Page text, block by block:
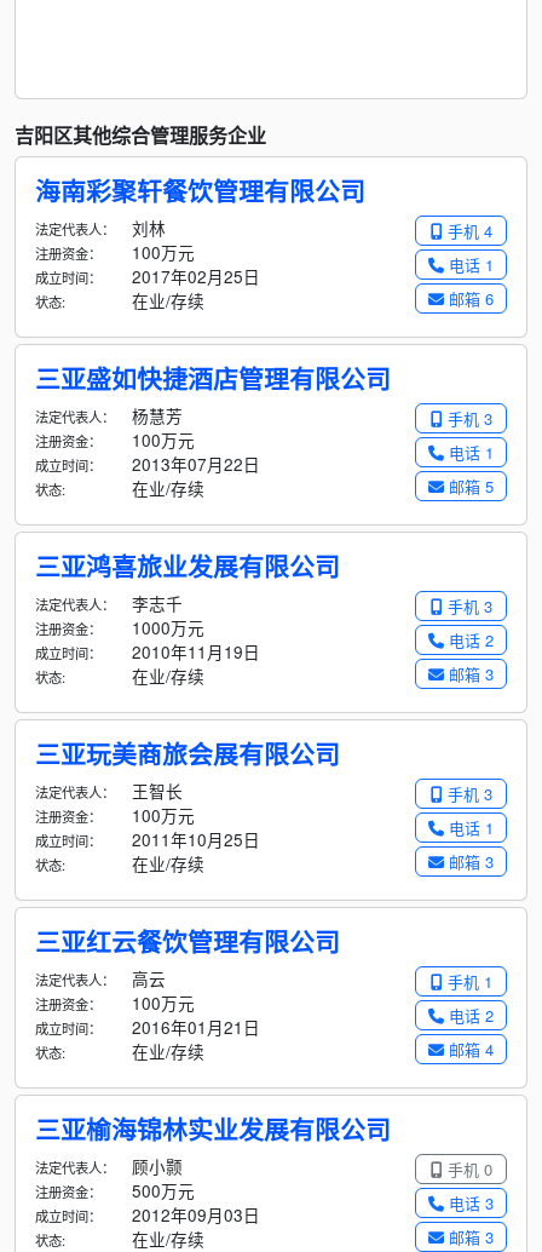
吉阳区其他综合管理服务企业
海南彩聚轩餐饮管理有限公司
手机 4
电话 1
邮箱 6
法定代表人： 刘林
注册资金： 100万元
成立时间： 2017年02月25日
状态: 在业/存续
三亚盛如快捷酒店管理有限公司
手机 3
电话 1
邮箱 5
法定代表人： 杨慧芳
注册资金： 100万元
成立时间： 2013年07月22日
状态: 在业/存续
三亚鸿喜旅业发展有限公司
手机 3
电话 2
邮箱 3
法定代表人： 李志千
注册资金： 1000万元
成立时间： 2010年11月19日
状态: 在业/存续
三亚玩美商旅会展有限公司
手机 3
电话 1
邮箱 3
法定代表人： 王智长
注册资金： 100万元
成立时间： 2011年10月25日
状态: 在业/存续
三亚红云餐饮管理有限公司
手机 1
电话 2
邮箱 4
法定代表人： 高云
注册资金： 100万元
成立时间： 2016年01月21日
状态: 在业/存续
三亚榆海锦林实业发展有限公司
手机 0
电话 3
邮箱 3
法定代表人： 顾小颢
注册资金： 500万元
成立时间： 2012年09月03日
状态: 在业/存续